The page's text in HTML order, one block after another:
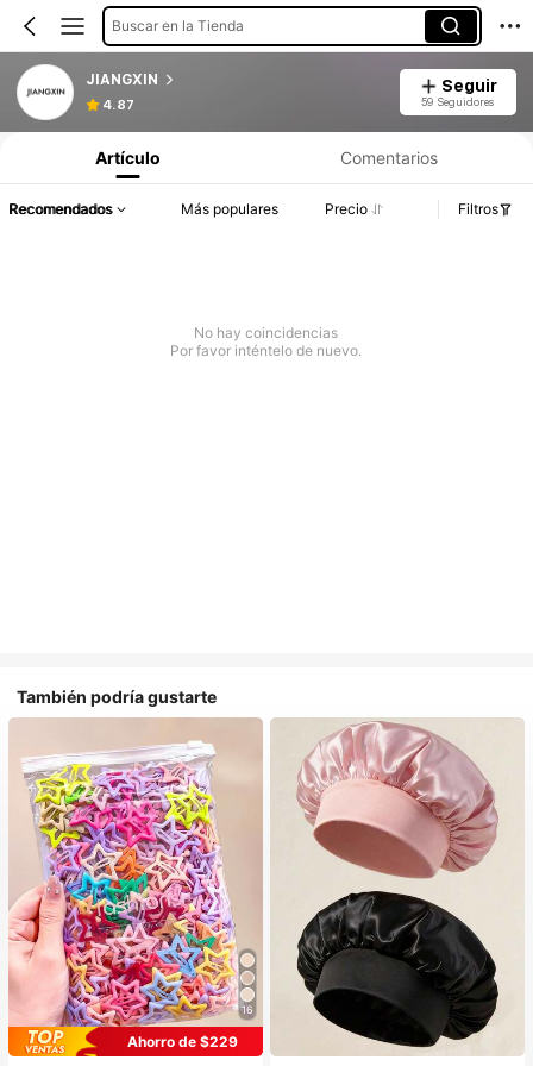
Buscar en la Tienda
JIANGXIN
4.87
Seguir
59 Seguidores
Artículo Comentarios
Recomendados Más populares Precio Filtros
No hay coincidencias
Por favor inténtelo de nuevo.
También podría gustarte
16
Ahorro de $229
#1 Más vendidos
en Multicolor Gorros para el pelo para mujer
Establecido hace 1 año